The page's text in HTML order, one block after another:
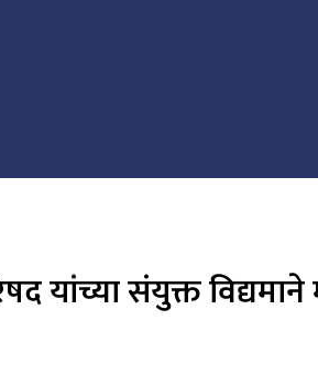
यांच्या संयुक्त